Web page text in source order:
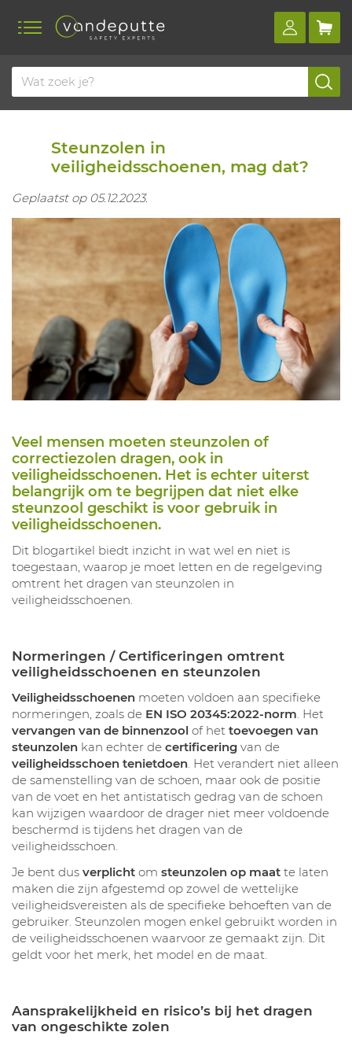
Home
Blog
Steunzolen in veiligheidsschoenen, mag dat?
Steunzolen in
veiligheidsschoenen, mag dat?
Geplaatst op 05.12.2023.
Veel mensen moeten steunzolen of
correctiezolen dragen, ook in
veiligheidsschoenen. Het is echter uiterst
belangrijk om te begrijpen dat niet elke
steunzool geschikt is voor gebruik in
veiligheidsschoenen.
Dit blogartikel biedt inzicht in wat wel en niet is
toegestaan, waarop je moet letten en de regelgeving
omtrent het dragen van steunzolen in
veiligheidsschoenen.
Normeringen / Certificeringen omtrent
veiligheidsschoenen en steunzolen
Veiligheidsschoenen moeten voldoen aan specifieke
normeringen, zoals de EN ISO 20345:2022-norm . Het
vervangen van de binnenzool of het toevoegen van
steunzolen kan echter de certificering van de
veiligheidsschoen tenietdoen . Het verandert niet alleen
de samenstelling van de schoen, maar ook de positie
van de voet en het antistatisch gedrag van de schoen
kan wijzigen waardoor de drager niet meer voldoende
beschermd is tijdens het dragen van de
veiligheidsschoen.
Je bent dus verplicht om steunzolen op maat te laten
maken die zijn afgestemd op zowel de wettelijke
veiligheidsvereisten als de specifieke behoeften van de
gebruiker. Steunzolen mogen enkel gebruikt worden in
de veiligheidsschoenen waarvoor ze gemaakt zijn. Dit
geldt voor het merk, het model en de maat.
Aansprakelijkheid en risico’s bij het dragen
van ongeschikte zolen